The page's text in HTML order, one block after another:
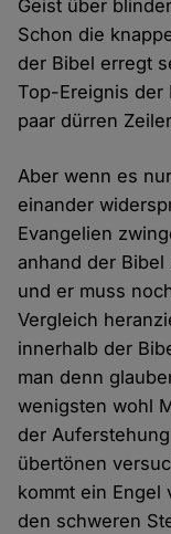
Geist über
Schon die
der Bibel erregt
Top-Ereignis der
paar dürren
Aber wenn es
einander
Evangelien
anhand der
und er muss
Vergleich
innerhalb der
man denn
wenigsten wohl
der
übertönen
kommt ein Engel
den schweren